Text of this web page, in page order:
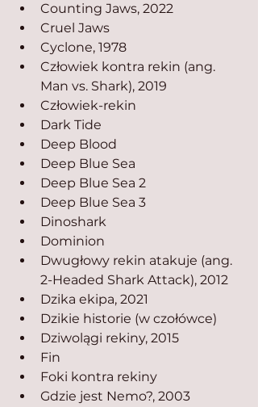
Counting Jaws, 2022
Cruel Jaws
Cyclone, 1978
Człowiek kontra rekin (ang.
Man vs. Shark), 2019
Człowiek-rekin
Dark Tide
Deep Blood
Deep Blue Sea
Deep Blue Sea 2
Deep Blue Sea 3
Dinoshark
Dominion
Dwugłowy rekin atakuje (ang.
2-Headed Shark Attack), 2012
Dzika ekipa, 2021
Dzikie historie (w czołówce)
Dziwolągi rekiny, 2015
Fin
Foki kontra rekiny
Gdzie jest Nemo?, 2003